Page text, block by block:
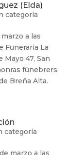
(Elda)
categoría
a las
Funeraria La
Mayo 47, San
fúnebrers,
Breña Alta.
categoría
marzo a las